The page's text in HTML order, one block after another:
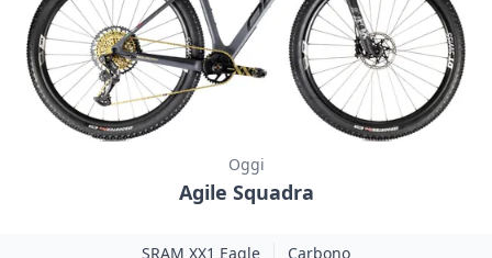
Oggi
Agile Squadra
SRAM XX1 Eagle Carbono